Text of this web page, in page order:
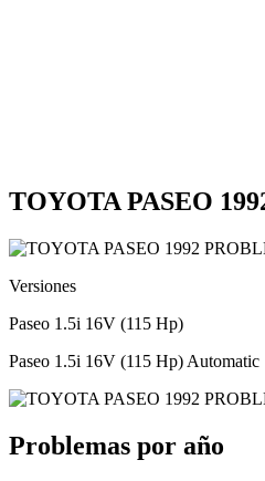
TOYOTA PASEO
Versiones
Paseo 1.5i 16V (115 Hp)
Paseo 1.5i 16V (115 Hp) Automatic
Problemas por año